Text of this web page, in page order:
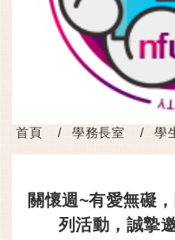
首頁 學務長室 學
關懷週~有愛無礙
列活動，誠摯